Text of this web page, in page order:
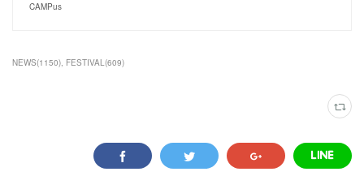
CAMPus
NEWS(1150) FESTIVAL(609)